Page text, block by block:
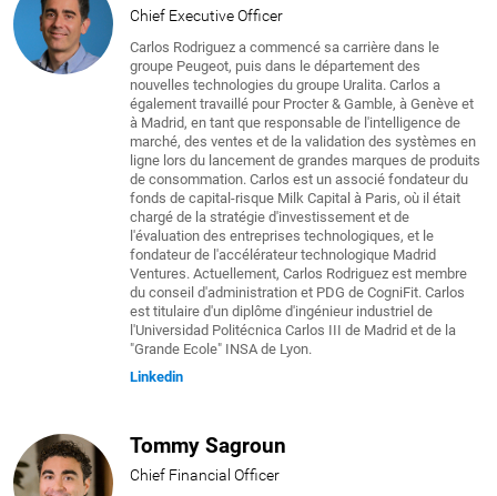
Chief Executive Officer
Carlos Rodriguez a commencé sa carrière dans le
groupe Peugeot, puis dans le département des
nouvelles technologies du groupe Uralita. Carlos a
également travaillé pour Procter & Gamble, à Genève et
à Madrid, en tant que responsable de l'intelligence de
marché, des ventes et de la validation des systèmes en
ligne lors du lancement de grandes marques de produits
de consommation. Carlos est un associé fondateur du
fonds de capital-risque Milk Capital à Paris, où il était
chargé de la stratégie d'investissement et de
l'évaluation des entreprises technologiques, et le
fondateur de l'accélérateur technologique Madrid
Ventures. Actuellement, Carlos Rodriguez est membre
du conseil d'administration et PDG de CogniFit. Carlos
est titulaire d'un diplôme d'ingénieur industriel de
l'Universidad Politécnica Carlos III de Madrid et de la
"Grande Ecole" INSA de Lyon.
Linkedin
Tommy Sagroun
Chief Financial Officer